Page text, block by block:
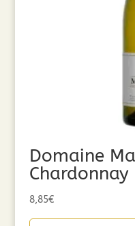
Domaine
8,85€